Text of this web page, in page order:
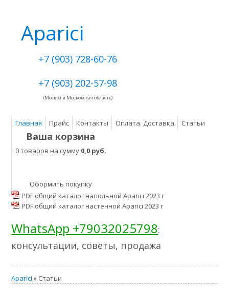
Aparici
+7 (903) 728-60-76
+7 (903) 202-57-98
(Москва и Московская область)
Главная Прайс Контакты Оплата. Доставка Статьи
Ваша корзина
0 товаров на сумму 0,0 руб.
Оформить покупку
PDF общий каталог напольной Aparici 2023 г
PDF общий каталог настенной Aparici 2023 г
WhatsApp +79032025798:
консультации, советы, продажа
Aparici » Статьи